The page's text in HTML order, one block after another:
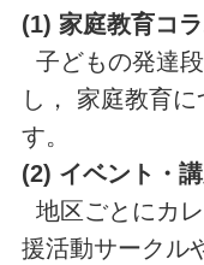
(1) 家庭教育コ
子どもの発達
し， 家庭教育
す。
(2) イベント・
地区ごとにカ
援活動サークル